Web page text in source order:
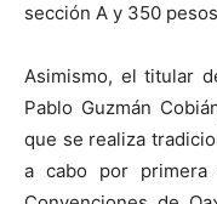
sección A y 350
Asimismo, el titular
Pablo Guzmán
que se realiza
a cabo por